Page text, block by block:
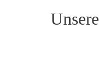
Unsere